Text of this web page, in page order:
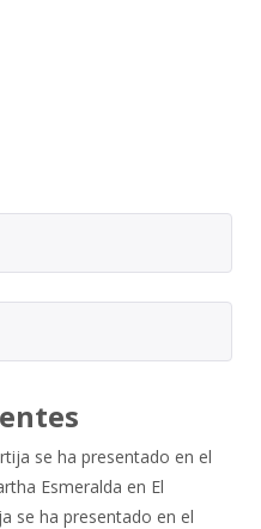
se ha presentado en el
Esmeralda en El
se ha presentado en el